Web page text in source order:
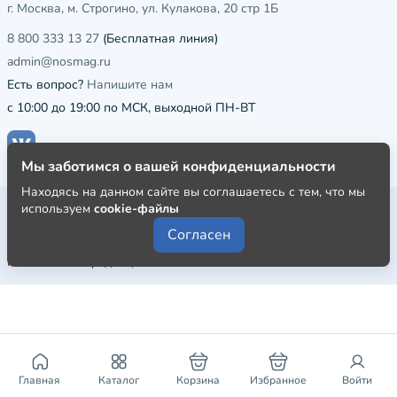
Главная Каталог Корзина Избранное Войти
г. Москва, м. Строгино, ул. Кулакова, 20 стр 1Б
8 800 333 13 27 (Бесплатная линия)
admin@nosmag.ru
Есть вопрос? Напишите нам
с 10:00 до 19:00 по МСК, выходной ПН-ВТ
Публичная оферта
Пользовательское соглашение
Политика конфиденциальности
Мы заботимся о вашей конфиденциальности
Находясь на данном сайте вы соглашаетесь с тем, что мы
используем cookie-файлы
Согласен